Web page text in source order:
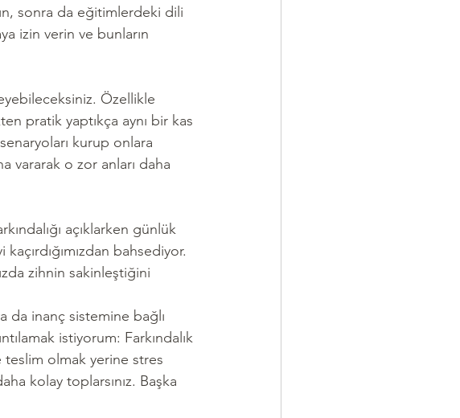
sonra da eğitimlerdeki dili
izin verin ve bunların
Özellikle
pratik yaptıkça aynı bir kas
kurup onlara
vararak o zor anları daha
açıklarken günlük
bahsediyor.
zihnin sakinleştiğini
da inanç sistemine bağlı
istiyorum: Farkındalık
teslim olmak yerine stres
kolay toplarsınız. Başka